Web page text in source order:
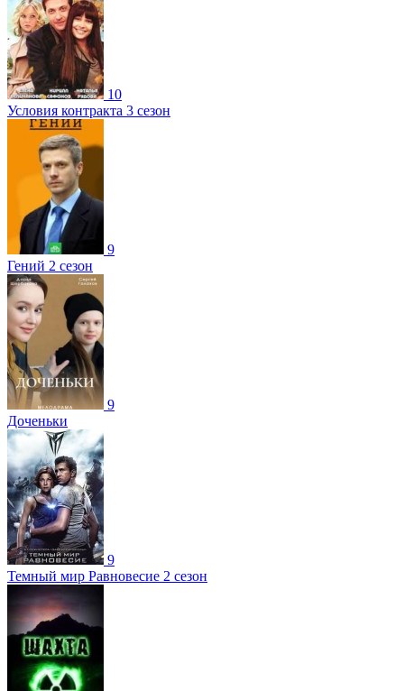
10
Условия контракта 3 сезон
9
Гений 2 сезон
9
Доченьки
9
Темный мир Равновесие 2 сезон